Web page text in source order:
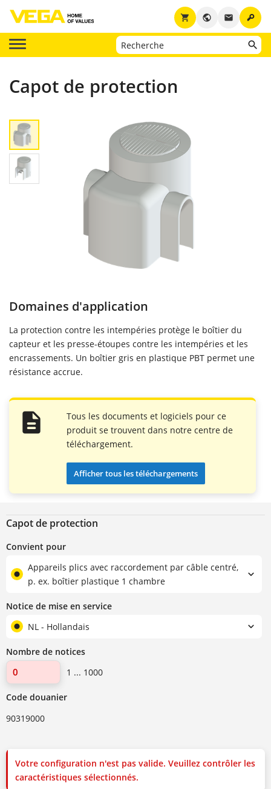
key
email
public
shopping_cart
Capot de protection
Domaines d'application
La protection contre les intempéries protège le boîtier du
capteur et les presse-étoupes contre les intempéries et les
encrassements. Un boîtier gris en plastique PBT permet une
résistance accrue.
Tous les documents et logiciels pour ce
produit se trouvent dans notre centre de
téléchargement.
Afficher tous les téléchargements
Capot de protection
Convient pour
Appareils plics avec raccordement par câble centré,
p. ex. boîtier plastique 1 chambre
Notice de mise en service
NL - Hollandais
Nombre de notices
1 ... 1000
Code douanier
90319000
Votre configuration n'est pas valide. Veuillez contrôler les
caractéristiques sélectionnés.